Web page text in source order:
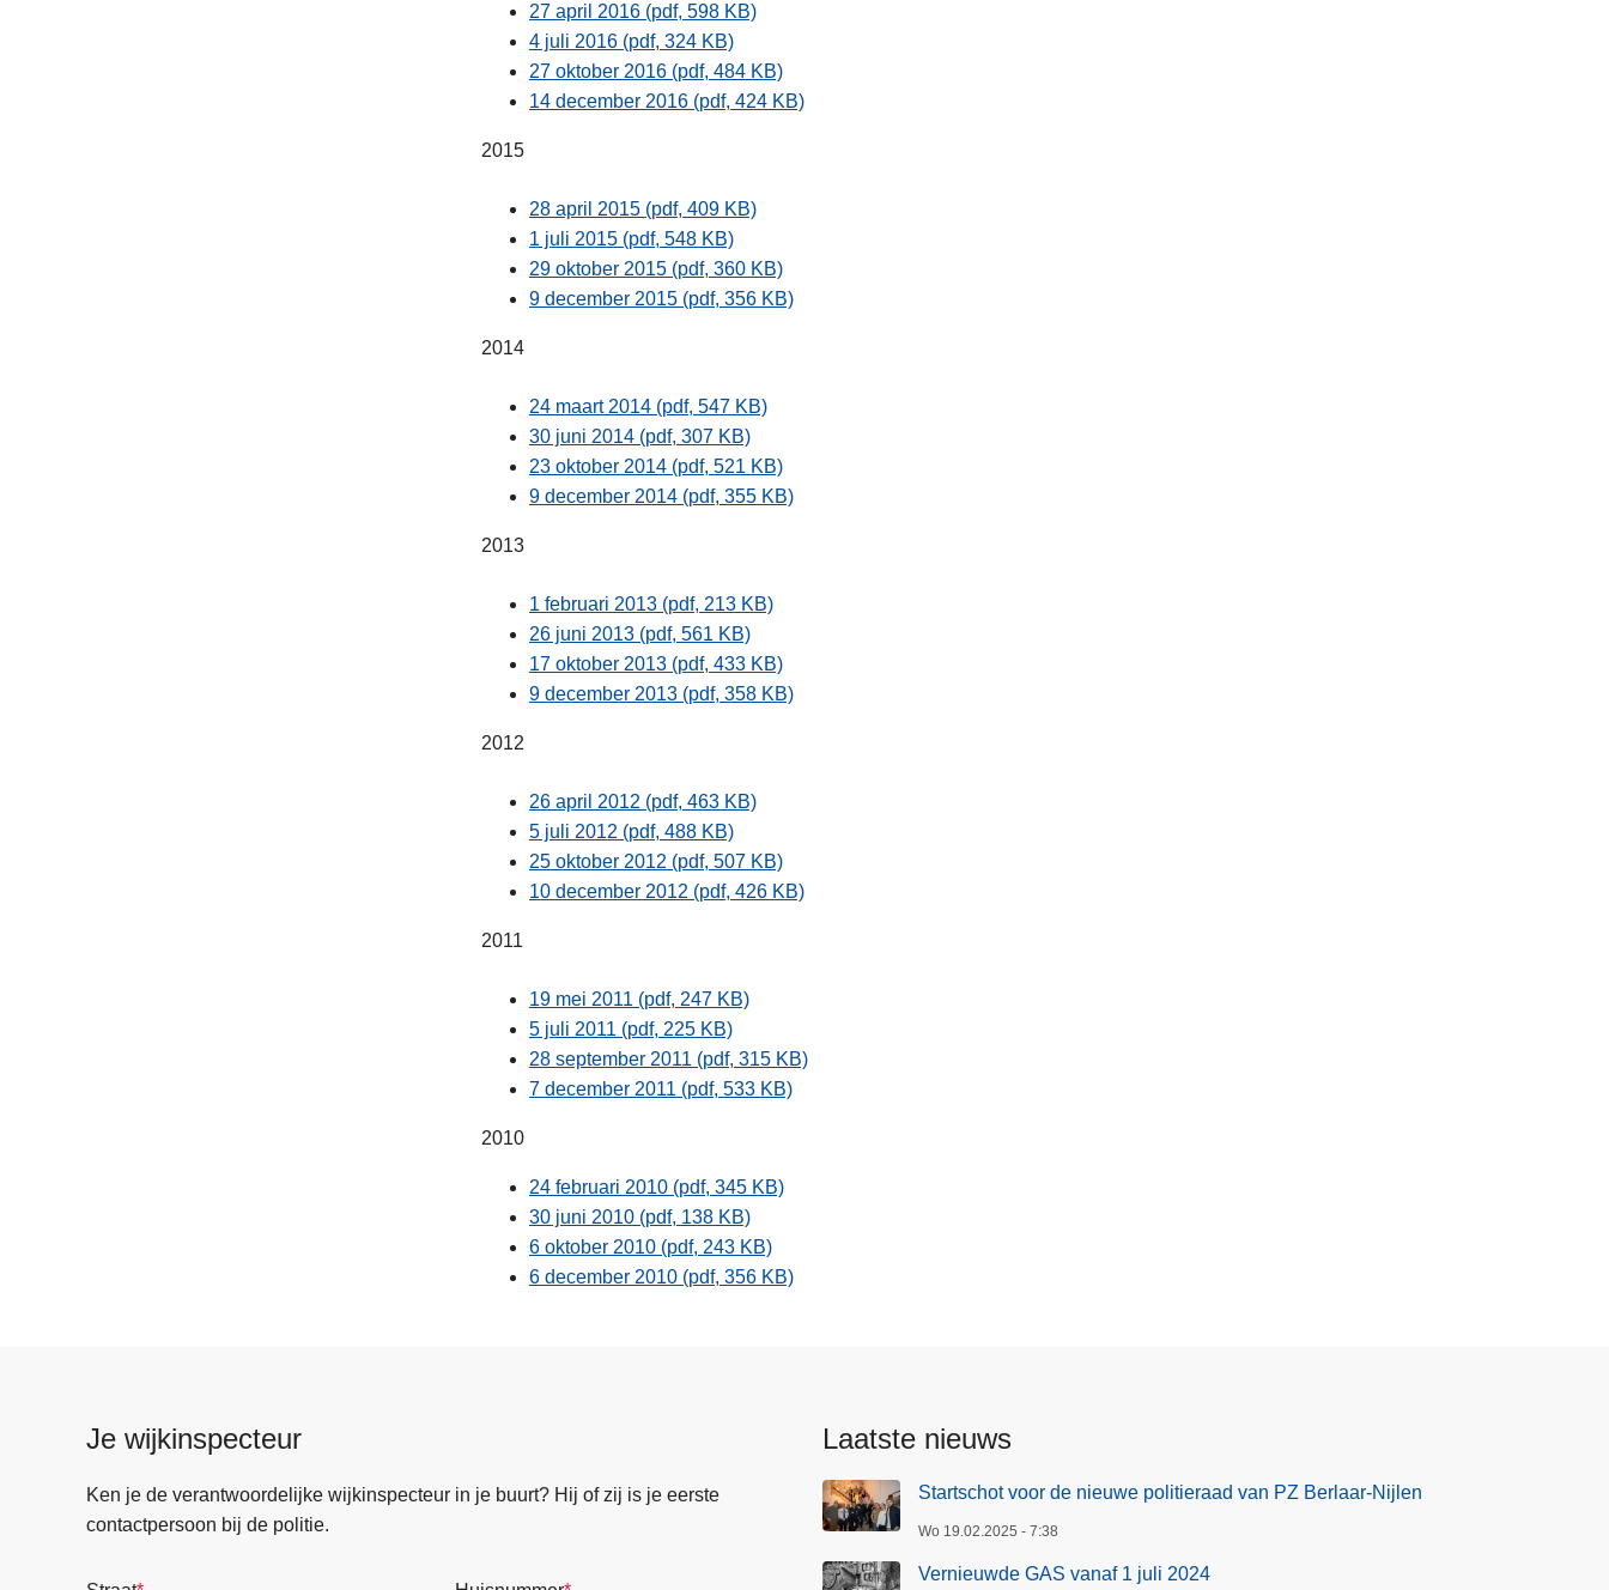
27 april 2016 (pdf, 598 KB)
4 juli 2016 (pdf, 324 KB)
27 oktober 2016 (pdf, 484 KB)
14 december 2016 (pdf, 424 KB)
2015
28 april 2015 (pdf, 409 KB)
1 juli 2015 (pdf, 548 KB)
29 oktober 2015 (pdf, 360 KB)
9 december 2015 (pdf, 356 KB)
2014
24 maart 2014 (pdf, 547 KB)
30 juni 2014 (pdf, 307 KB)
23 oktober 2014 (pdf, 521 KB)
9 december 2014 (pdf, 355 KB)
2013
1 februari 2013 (pdf, 213 KB)
26 juni 2013 (pdf, 561 KB)
17 oktober 2013 (pdf, 433 KB)
9 december 2013 (pdf, 358 KB)
2012
26 april 2012 (pdf, 463 KB)
5 juli 2012 (pdf, 488 KB)
25 oktober 2012 (pdf, 507 KB)
10 december 2012 (pdf, 426 KB)
2011
19 mei 2011 (pdf, 247 KB)
5 juli 2011 (pdf, 225 KB)
28 september 2011 (pdf, 315 KB)
7 december 2011 (pdf, 533 KB)
​2010
24 februari 2010 (pdf, 345 KB)
30 juni 2010 (pdf, 138 KB)
6 oktober 2010 (pdf, 243 KB)
6 december 2010 (pdf, 356 KB)
Je wijkinspecteur
Ken je de verantwoordelijke wijkinspecteur in je buurt? Hij of zij is je eerste
contactpersoon bij de politie.
Laatste nieuws
Startschot voor de nieuwe politieraad van PZ Berlaar-Nijlen
Wo 19.02.2025 - 7:38
Vernieuwde GAS vanaf 1 juli 2024